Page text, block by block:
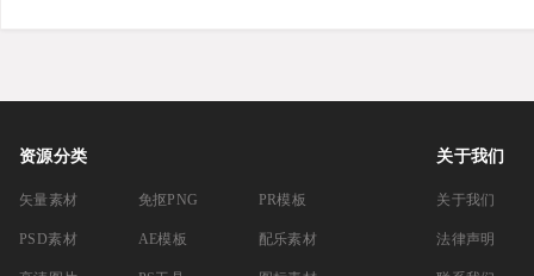
资源分类
矢量素材
PSD素材
免抠PNG
AE模板
PR模板
配乐素材
关于我们
关于我们
法律声明